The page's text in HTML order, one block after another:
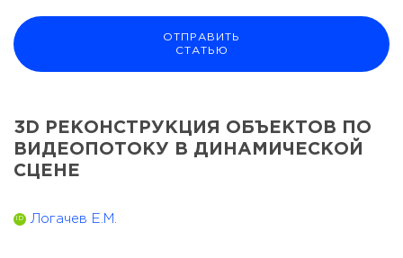
ОТПРАВИТЬ
СТАТЬЮ
3D РЕКОНСТРУКЦИЯ ОБЪЕКТОВ ПО
ВИДЕОПОТОКУ В ДИНАМИЧЕСКОЙ
СЦЕНЕ
ID Логачев Е.М.